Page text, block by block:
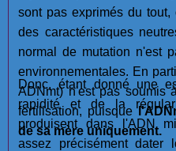
sont pas exprimés du
des caractéristiques
normal de mutation n'est
environnementales. En
ADNmt) n'est pas soumis
fertilisation, puisque
de sa mère uniquement.
Donc, étant donné une
rapidité et de la
produisent dans l'ADN
assez précisément dater